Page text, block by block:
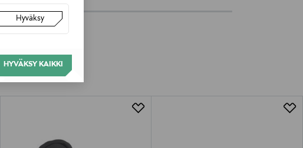
Hyväksy
HYVÄKSY KAIKKI